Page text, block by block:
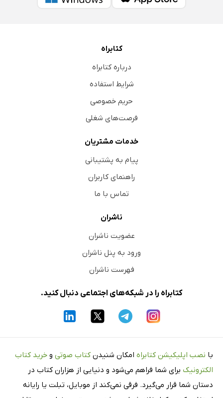
کتابراه
درباره کتابراه
شرایط استفاده
حریم خصوصی
فرصت‌های شغلی
خدمات مشتریان
پیام به پشتیبانی
راهنمای کاربران
تماس با ما
ناشران
عضویت ناشران
ورود به پنل ناشران
فهرست ناشران
کتابراه را در شبکه‌های اجتماعی دنبال کنید.
با نصب اپلیکیشن کتابراه امکان شنیدن کتاب صوتی و خرید کتاب
الکترونیک برای شما فراهم می‌شود و دنیایی از هزاران کتاب در
دستان شما قرار می‌گیرد. فرقی نمی‌کند از موبایل، تبلت یا رایانه